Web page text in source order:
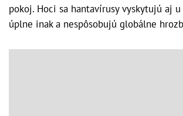
pokoj. Hoci sa hantavírusy vyskytujú aj
úplne inak a nespôsobujú globálne